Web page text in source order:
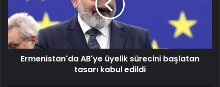
tasarı
kabul
edildi
Ermenistan'da AB'ye üyelik sürecini başlatan
tasarı kabul edildi